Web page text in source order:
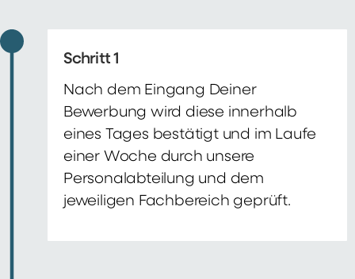
Schritt 1
Nach dem Eingang Deiner
Bewerbung wird diese innerhalb
eines Tages bestätigt und im Laufe
einer Woche durch unsere
Personalabteilung und dem
jeweiligen Fachbereich geprüft.